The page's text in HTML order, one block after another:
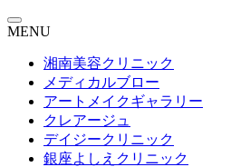
MENU
湘南美容クリニック
メディカルブロー
アートメイクギャラリー
クレアージュ
デイジークリニック
銀座よしえクリニック